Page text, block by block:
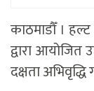
काठमाडौँ ।
द्वारा आयोजित
दक्षता